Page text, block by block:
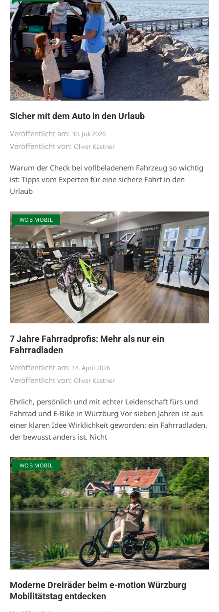
Sicher mit dem Auto in den Urlaub
Veröffentlicht am: 30. Juli 2026
Veröffentlicht von: Oliver Kastner
Warum der Check bei vollbeladenem Fahrzeug so wichtig
ist: Tipps vom Experten für eine sichere Fahrt in den
Urlaub
WOB MOBIL
7 Jahre Fahrradprofis: Mehr als nur ein
Fahrradladen
Veröffentlicht am: 14. April 2026
Veröffentlicht von: Oliver Kastner
Ehrlich, persönlich und mit echter Leidenschaft fürs und
Fahrrad und E-Bike in Würzburg Vor sieben Jahren ist aus
einer klaren Idee Wirklichkeit geworden: ein Fahrradladen,
der bewusst anders ist. Nicht
WOB MOBIL
Moderne Dreiräder beim e-motion Würzburg
Mobilitätstag entdecken